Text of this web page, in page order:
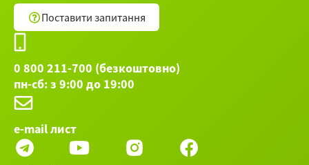
Поставити запитання
0 800 211-700 (безкоштовно)
пн-сб: з 9:00 до 19:00
e-mail лист